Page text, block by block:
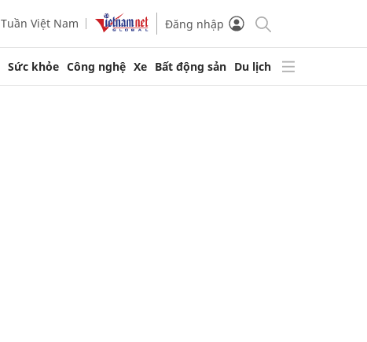
Tuần Việt Nam Đăng nhập
Sức khỏe Công nghệ Xe Bất động sản Du lịch